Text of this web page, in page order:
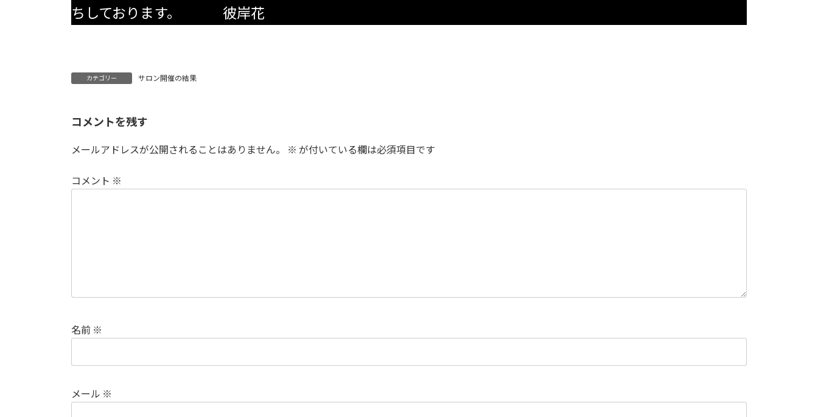
ちしております。 彼岸花
カテゴリー サロン開催の結果
コメントを残す
メールアドレスが公開されることはありません。 ※ が付いている欄は必須項目です
コメント ※
名前 ※
メール ※